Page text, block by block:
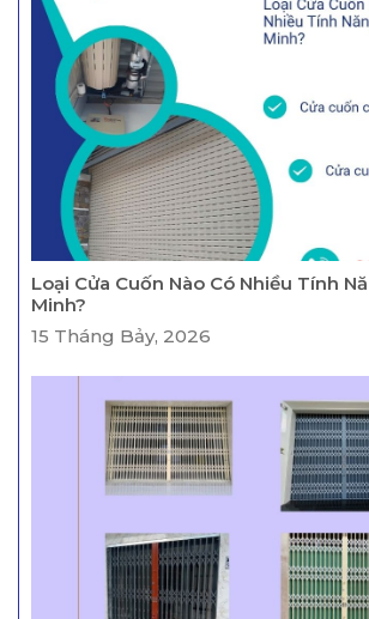
Loại Cửa Cuốn Nào Có Nhiều Tính
Minh?
15 Tháng Bảy, 2026